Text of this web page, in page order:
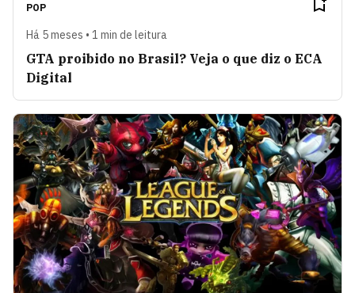
POP
Há 5 meses • 1 min de leitura
GTA proibido no Brasil? Veja o que diz o ECA
Digital